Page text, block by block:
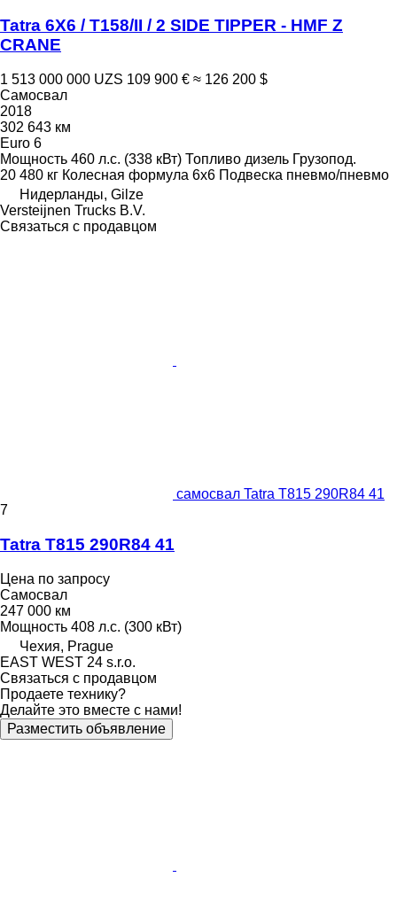
Tatra 6X6 / T158/II / 2 SIDE TIPPER - HMF Z
CRANE
1 513 000 000 UZS 109 900 € ≈ 126 200 $
Самосвал
2018
302 643 км
Euro 6
Мощность 460 л.с. (338 кВт) Топливо дизель Грузопод.
20 480 кг Колесная формула 6x6 Подвеска пневмо/пневмо
Нидерланды, Gilze
Versteijnen Trucks B.V.
Связаться с продавцом
самосвал Tatra T815 290R84 41
7
Tatra T815 290R84 41
Цена по запросу
Самосвал
247 000 км
Мощность 408 л.с. (300 кВт)
Чехия, Prague
EAST WEST 24 s.r.o.
Связаться с продавцом
Продаете технику?
Делайте это вместе с нами!
Разместить объявление